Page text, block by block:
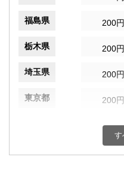
福島県 200円
栃木県 200円
埼玉県 200円
東京都 200円
200円
す